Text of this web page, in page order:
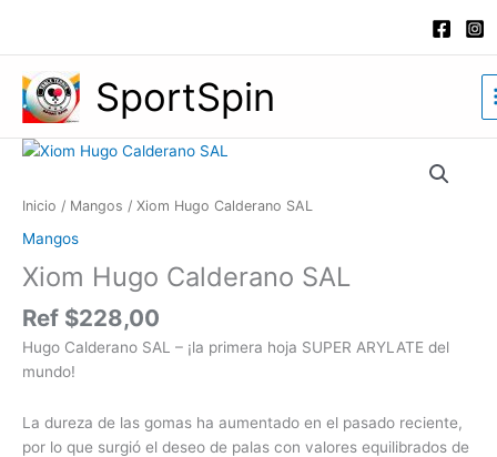
contenido
SportSpin
Inicio / Mangos / Xiom Hugo Calderano SAL
Mangos
Xiom Hugo Calderano SAL
Ref $228,00
Hugo Calderano SAL – ¡la primera hoja SUPER ARYLATE del
mundo!
La dureza de las gomas ha aumentado en el pasado reciente,
por lo que surgió el deseo de palas con valores equilibrados de
Xiom
Calderano
cantidad